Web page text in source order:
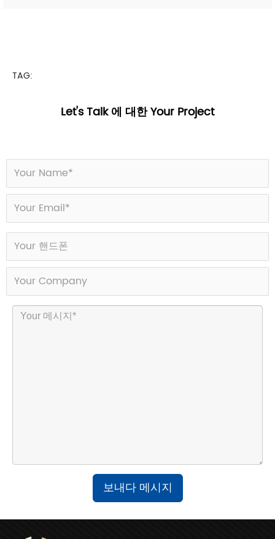
TAG:
Let's Talk 에 대한 Your Project
보내다 메시지